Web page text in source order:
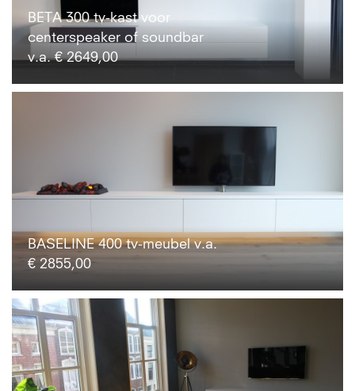
BETA 300 tv-kast voor
centerspeaker of soundbar
v.a. € 2649,00
BASELINE 400 tv-meubel v.a.
€ 2855,00